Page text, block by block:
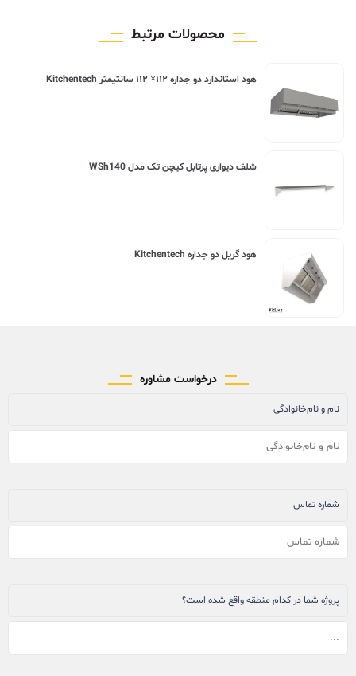
محصولات مرتبط
هود استاندارد دو جداره ۱۱۲× ۱۱۲ سانتیمتر Kitchentech
شلف دیواری پرتابل کیچن تک مدل WSh140
هود گریل دو جداره Kitchentech
درخواست مشاوره
نام و نام‌خانوادگی
شماره تماس
پروژه شما در کدام منطقه واقع شده است؟